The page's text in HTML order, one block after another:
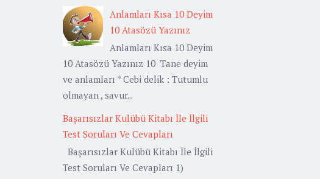
Anlamları Kısa 10 Deyim
10 Atasözü Yazınız
Anlamları Kısa 10 Deyim
10 Atasözü Yazınız 10 Tane deyim
ve anlamları * Cebi delik : Tutumlu
olmayan , savur...
Başarısızlar Kulübü Kitabı İle İlgili
Test Soruları Ve Cevapları
Başarısızlar Kulübü Kitabı İle İlgili
Test Soruları Ve Cevapları 1)